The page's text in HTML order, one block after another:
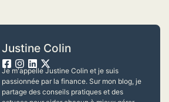
Justine Colin
Je m'appelle Justine Colin et je suis
passionnée par la finance. Sur mon blog, je
partage des conseils pratiques et des